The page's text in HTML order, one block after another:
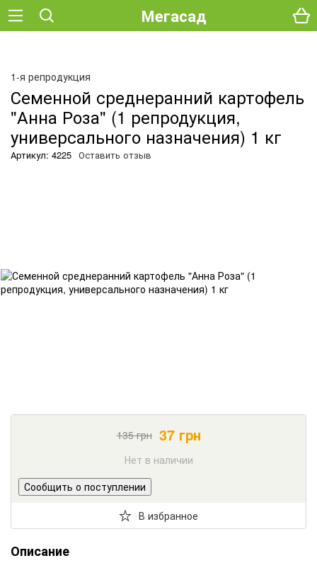
Мегасад
1-я репродукция
Семенной среднеранний картофель
"Анна Роза" (1 репродукция,
универсального назначения) 1 кг
Артикул: 4225 Оставить отзыв
135грн 37грн
Нет в наличии
Сообщить о поступлении
В избранное
Описание